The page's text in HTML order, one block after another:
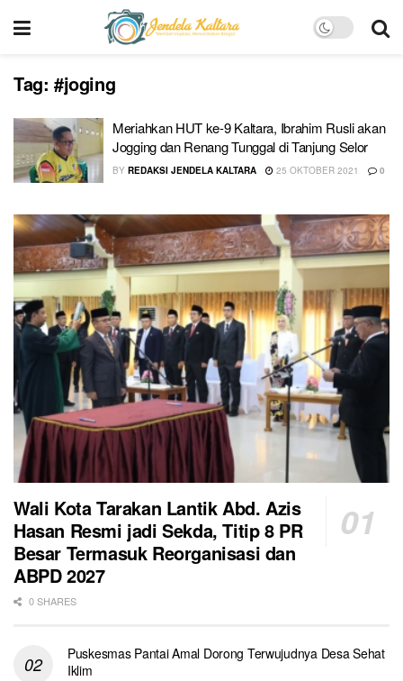
Tag: #joging
Meriahkan HUT ke-9 Kaltara, Ibrahim Rusli akan
Jogging dan Renang Tunggal di Tanjung Selor
BY REDAKSI JENDELA KALTARA 25 OKTOBER 2021 0
Wali Kota Tarakan Lantik Abd. Azis
Hasan Resmi jadi Sekda, Titip 8 PR
Besar Termasuk Reorganisasi dan
ABPD 2027
0 SHARES
Puskesmas Pantai Amal Dorong Terwujudnya Desa Sehat
Iklim